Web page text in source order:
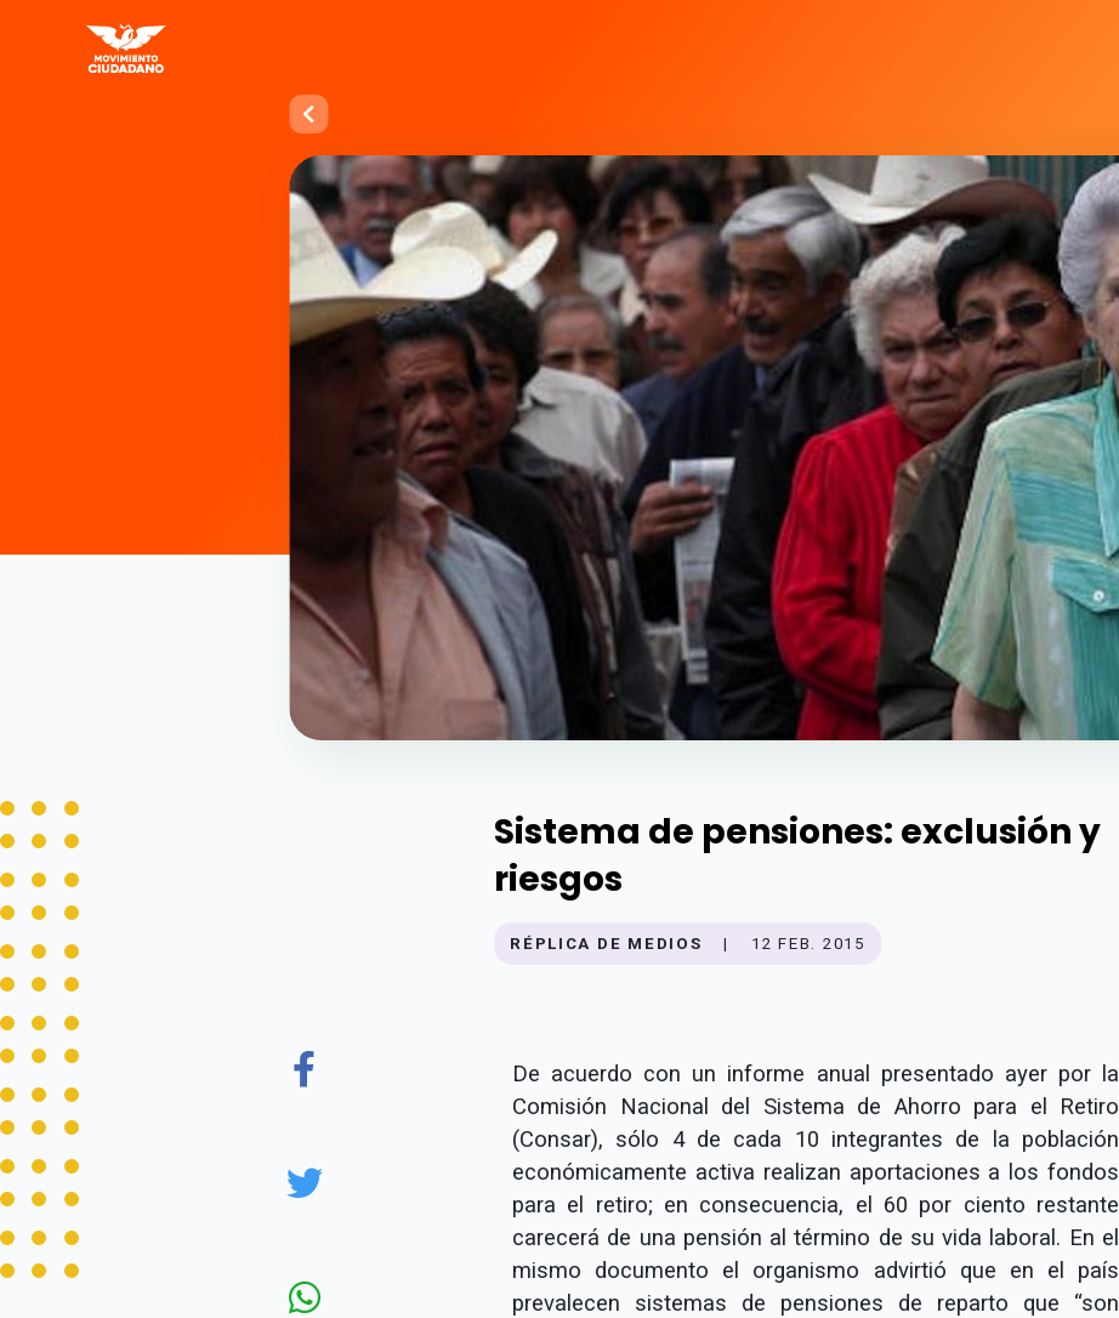
Sistema de pensiones: exclusión y
riesgos
RÉPLICA DE MEDIOS | 12 FEB. 2015
De acuerdo con un informe anual presentado ayer por la
Comisión Nacional del Sistema de Ahorro para el Retiro
(Consar), sólo 4 de cada 10 integrantes de la población
económicamente activa realizan aportaciones a los fondos
para el retiro; en consecuencia, el 60 por ciento restante
carecerá de una pensión al término de su vida laboral. En el
mismo documento el organismo advirtió que en el país
prevalecen sistemas de pensiones de reparto que
son